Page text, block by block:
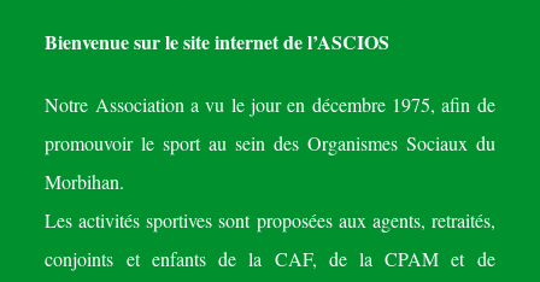
Bienvenue sur le site internet de l’ASCIOS
Notre Association a vu le jour en décembre 1975, afin de
promouvoir le sport au sein des Organismes Sociaux du
Morbihan.
Les activités sportives sont proposées aux agents, retraités,
conjoints et enfants de la CAF, de la CPAM et de